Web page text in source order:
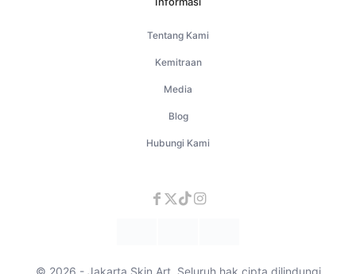
Tentang Kami
Kemitraan
Media
Blog
Hubungi Kami
© 2026 - Jakarta Skin Art. Seluruh hak cipta dilindungi